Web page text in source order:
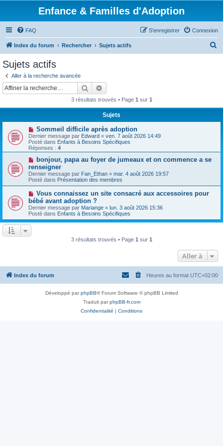
Enfance & Familles d'Adoption
FAQ Connexion
S’enregistrer
Index du forum Rechercher Sujets actifs
r
Sujets actifs
Aller à la recherche avancée
Rechercher
3 résultats trouvés • Page 1 sur 1
Sujets
N
o
u
v
e
a
u
m
e
s
s
a
g
e
Sommeil difficile après adoption
Dernier message par Edward « ven. 7 août 2026 14:49
Posté dans Enfants à Besoins Spécifiques
Réponses : 4
N
u
v
e
a
u
m
e
s
a
bonjour, papa au foyer de jumeaux et on commence a se
renseigner
Dernier message par Fan_Ethan « mar. 4 août 2026 19:57
Posté dans Présentation des membres
N
o
u
v
e
a
Vous connaissez un site consacré aux accessoires pour
bébé avant adoption ?
Dernier message par Mariange « lun. 3 août 2026 15:36
Posté dans Enfants à Besoins Spécifiques
3 résultats trouvés • Page 1 sur 1
Aller à
Index du forum Heures au format UTC+02:00
Développé parphpBB® Forum Software © phpBB Limited
Traduit parphpBB-fr.com
Confidentialité | Conditions